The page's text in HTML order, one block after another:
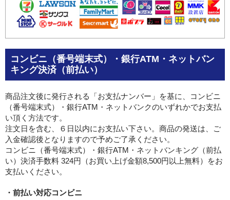
コンビニ（番号端末式）・銀行ATM・ネットバン
キング決済（前払い）
商品注文後に発行される「お支払ナンバー」を基に、コンビニ
（番号端末式）・銀行ATM・ネットバンクのいずれかでお支払
い頂く方法です。
注文日を含む、６日以内にお支払い下さい。商品の発送は、ご
入金確認後となりますので予めご了承ください。
コンビニ（番号端末式）・銀行ATM・ネットバンキング（前払
い）決済手数料 324円（お買い上げ金額8,500円以上無料）をお
支払いください。
・前払い対応コンビニ